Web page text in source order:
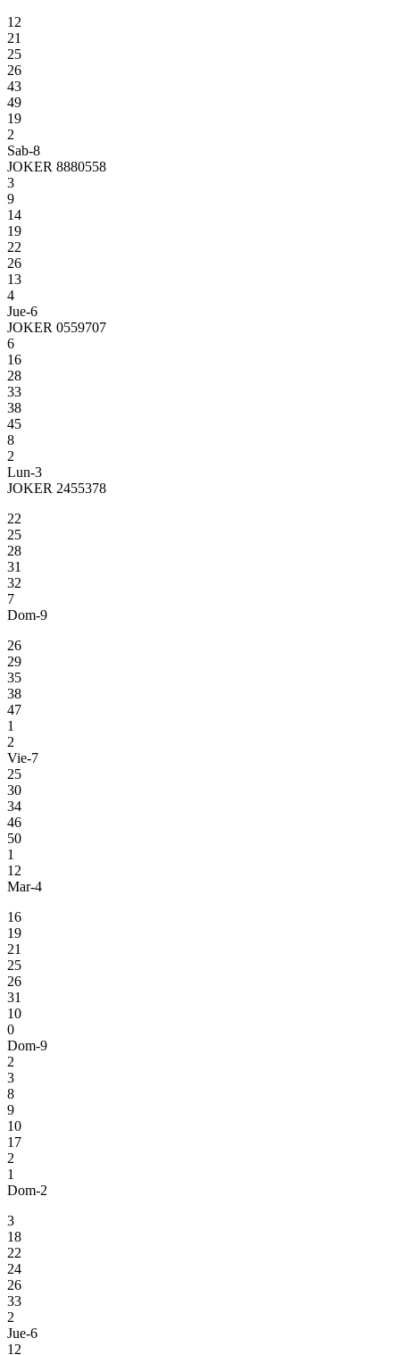
12
21
25
26
43
49
19
2
Sab-8
JOKER 8880558
3
9
14
19
22
26
13
4
Jue-6
JOKER 0559707
6
16
28
33
38
45
8
2
Lun-3
JOKER 2455378
22
25
28
31
32
7
Dom-9
26
29
35
38
47
1
2
Vie-7
25
30
34
46
50
1
12
Mar-4
16
19
21
25
26
31
10
0
Dom-9
2
3
8
9
10
17
2
1
Dom-2
3
18
22
24
26
33
2
Jue-6
12